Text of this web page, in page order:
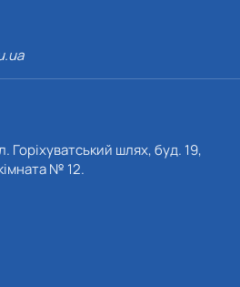
Горіхуватський шлях, буд. 19,
№ 12.